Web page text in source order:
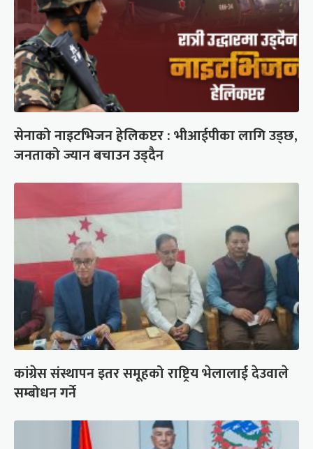
सेनाको नाइटभिजन हेलिकप्टर : भीआईपीका लागि उड्छ,
जनताको ज्यान बचाउन उड्दैन
कांग्रेस संस्थापन इतर समूहको राष्ट्रिय भेलालाई देउवाले
सम्बोधन गर्ने